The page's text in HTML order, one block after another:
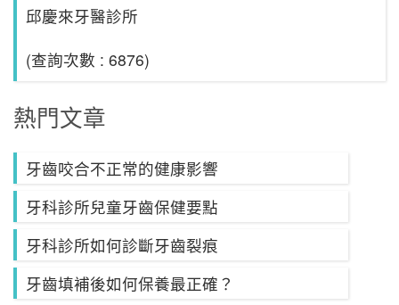
邱慶來牙醫診所
(查詢次數 : 6876)
熱門文章
牙齒咬合不正常的健康影響
牙科診所兒童牙齒保健要點
牙科診所如何診斷牙齒裂痕
牙齒填補後如何保養最正確？